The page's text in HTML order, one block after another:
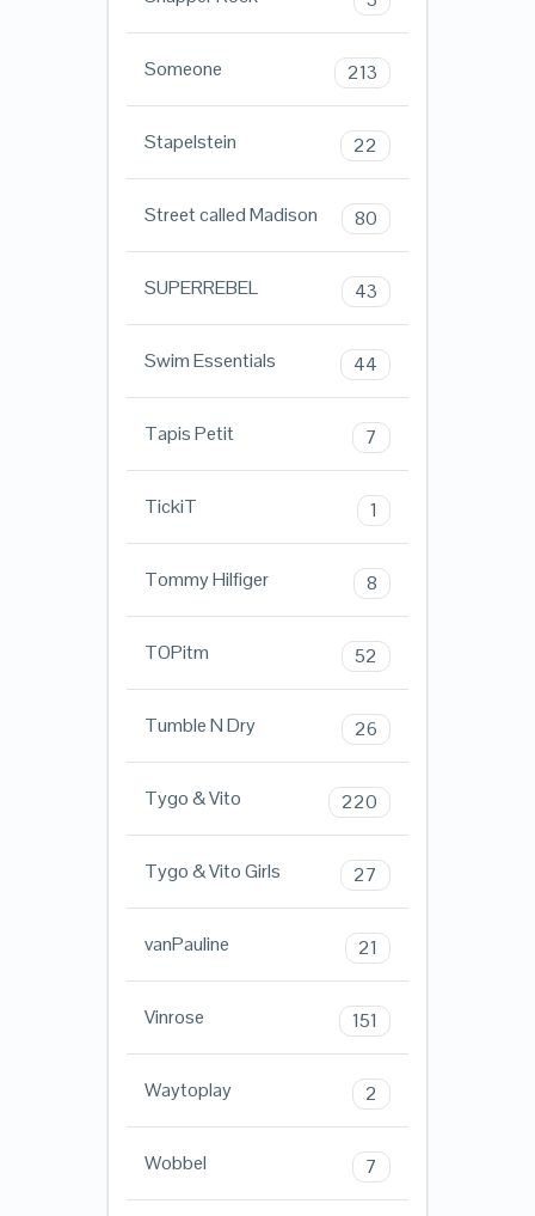
Someone 213
Stapelstein 22
Street called Madison 80
SUPERREBEL 43
Swim Essentials 44
Tapis Petit 7
TickiT 1
Tommy Hilfiger 8
TOPitm 52
Tumble N Dry 26
Tygo & Vito 220
Tygo & Vito Girls 27
vanPauline 21
Vinrose 151
Waytoplay 2
Wobbel 7